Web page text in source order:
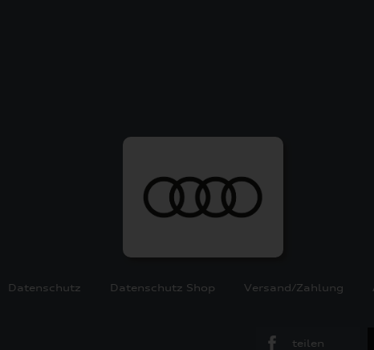
Datenschutz Datenschutz Shop Versand/Zahlung
teilen